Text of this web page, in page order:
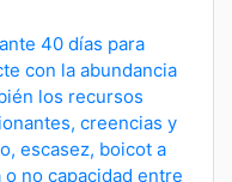
40 días para
con la abundancia
los recursos
creencias y
escasez, boicot a
no capacidad entre